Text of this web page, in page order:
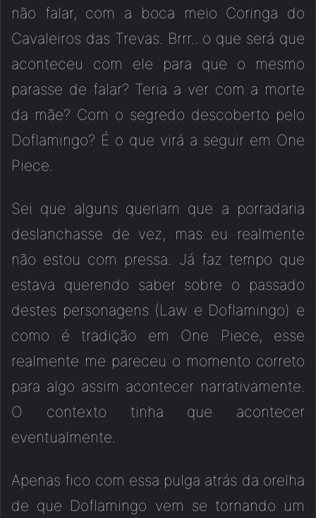
não falar, com a boca meio Coringa do
Cavaleiros das Trevas. Brrr.. o que será que
aconteceu com ele para que o mesmo
parasse de falar? Teria a ver com a morte
da mãe? Com o segredo descoberto pelo
Doflamingo? É o que virá a seguir em One
Piece.
Sei que alguns queriam que a porradaria
deslanchasse de vez, mas eu realmente
não estou com pressa. Já faz tempo que
estava querendo saber sobre o passado
destes personagens (Law e Doflamingo) e
como é tradição em One Piece, esse
realmente me pareceu o momento correto
para algo assim acontecer narrativamente.
O contexto tinha que acontecer
eventualmente.
Apenas fico com essa pulga atrás da orelha
de que Doflamingo vem se tornando um